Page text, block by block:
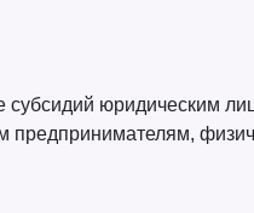
субсидий юридическим
предпринимателям,